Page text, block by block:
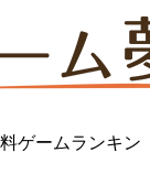
ゲームランキン